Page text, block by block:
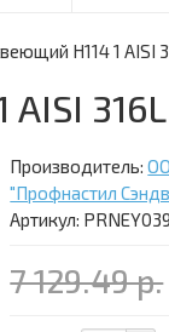
Н114 1 AISI
316L
Производитель:
"Профнастил
Артикул:
7 129.49 р.